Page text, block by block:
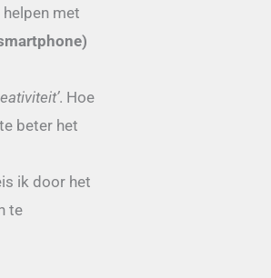
met
. Hoe
beter het
ik door het
te